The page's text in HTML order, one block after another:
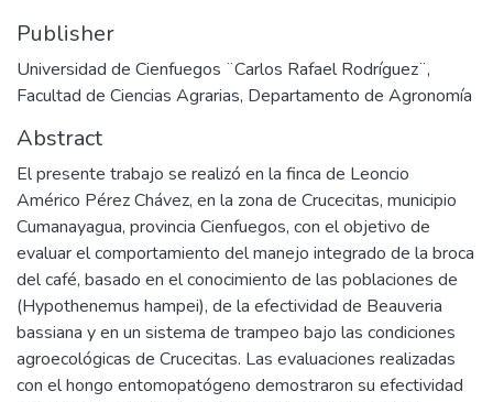
Publisher
Universidad de Cienfuegos ¨Carlos Rafael Rodríguez¨,
Facultad de Ciencias Agrarias, Departamento de Agronomía
Abstract
El presente trabajo se realizó en la finca de Leoncio
Américo Pérez Chávez, en la zona de Crucecitas, municipio
Cumanayagua, provincia Cienfuegos, con el objetivo de
evaluar el comportamiento del manejo integrado de la broca
del café, basado en el conocimiento de las poblaciones de
(Hypothenemus hampei), de la efectividad de Beauveria
bassiana y en un sistema de trampeo bajo las condiciones
agroecológicas de Crucecitas. Las evaluaciones realizadas
con el hongo entomopatógeno demostraron su efectividad